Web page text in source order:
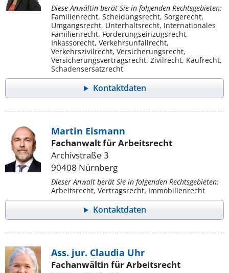
Diese Anwältin berät Sie in folgenden Rechtsgebieten:
Familienrecht, Scheidungsrecht, Sorgerecht,
Umgangsrecht, Unterhaltsrecht, Internationales
Familienrecht, Forderungseinzugsrecht,
Inkassorecht, Verkehrsunfallrecht,
Verkehrszivilrecht, Versicherungsrecht,
Versicherungsvertragsrecht, Zivilrecht, Kaufrecht,
Schadensersatzrecht
Kontaktdaten
Martin Eismann
Fachanwalt für Arbeitsrecht
Archivstraße 3
90408 Nürnberg
Dieser Anwalt berät Sie in folgenden Rechtsgebieten:
Arbeitsrecht, Vertragsrecht, Immobilienrecht
Kontaktdaten
Ass. jur. Claudia Uhr
Fachanwältin für Arbeitsrecht